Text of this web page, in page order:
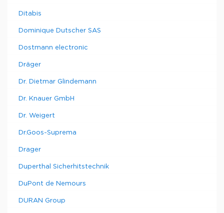
Ditabis
Dominique Dutscher SAS
Dostmann electronic
Dräger
Dr. Dietmar Glindemann
Dr. Knauer GmbH
Dr. Weigert
Dr.Goos-Suprema
Drager
Duperthal Sicherhitstechnik
DuPont de Nemours
DURAN Group